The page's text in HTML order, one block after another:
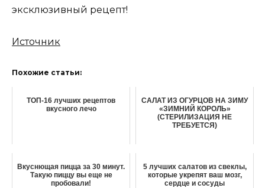
эксклюзивный рецепт!
Источник
Похожие статьи:
ТОП-16 лучших рецептов
вкусного лечо
САЛАТ ИЗ ОГУРЦОВ НА ЗИМУ
«ЗИМНИЙ КОРОЛЬ»
(СТЕРИЛИЗАЦИЯ НЕ
ТРЕБУЕТСЯ)
Вкуснющая пицца за 30 минут.
Такую пиццу вы еще не
пробовали!
5 лучших салатов из свеклы,
которые укрепят ваш мозг,
сердце и сосуды